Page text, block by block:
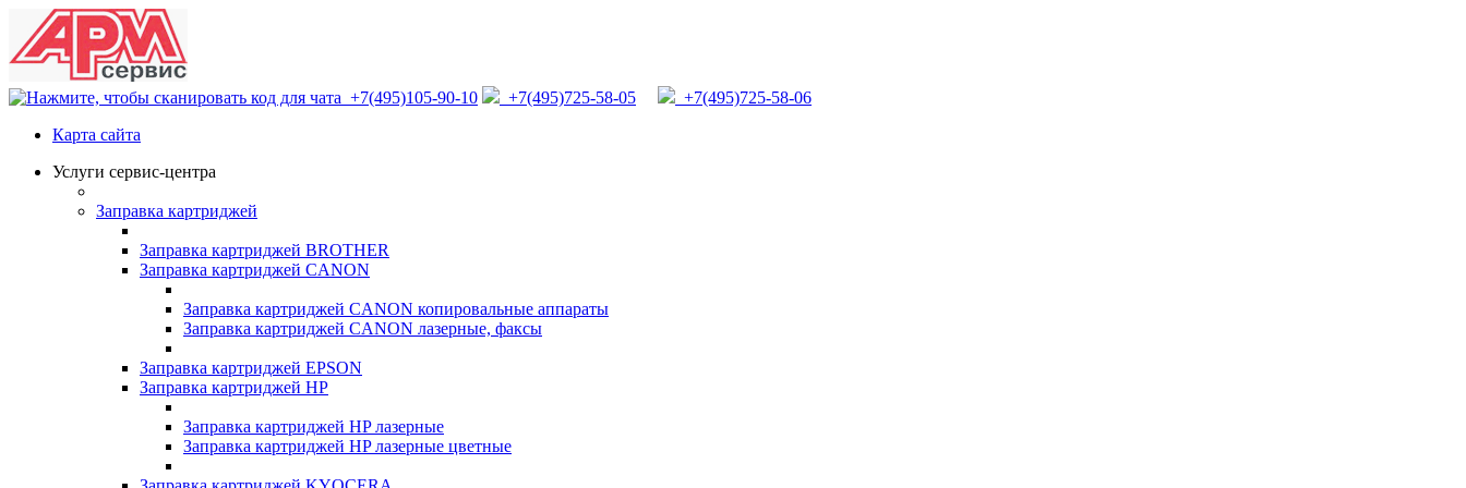
+7(495)105-90-10 +7(495)725-58-05
+7(495)725-58-06
Карта сайта
Услуги сервис-центра
Заправка картриджей
Заправка картриджей BROTHER
Заправка картриджей CANON
Заправка картриджей CANON копировальные аппараты
Заправка картриджей CANON лазерные, факсы
Заправка картриджей EPSON
Заправка картриджей HP
Заправка картриджей HP лазерные
Заправка картриджей HP лазерные цветные